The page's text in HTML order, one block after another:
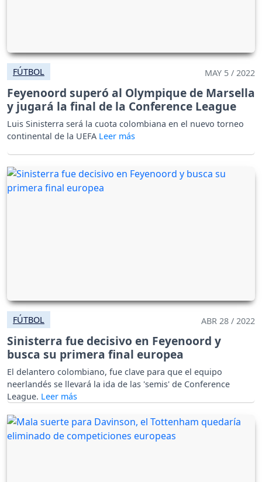
FÚTBOL MAY 5 / 2022
Feyenoord superó al Olympique de Marsella
y jugará la final de la Conference League
Luis Sinisterra será la cuota colombiana en el nuevo torneo
continental de la UEFA
FÚTBOL ABR 28 / 2022
Sinisterra fue decisivo en Feyenoord y
busca su primera final europea
El delantero colombiano, fue clave para que el equipo
neerlandés se llevará la ida de las 'semis' de Conference
League.